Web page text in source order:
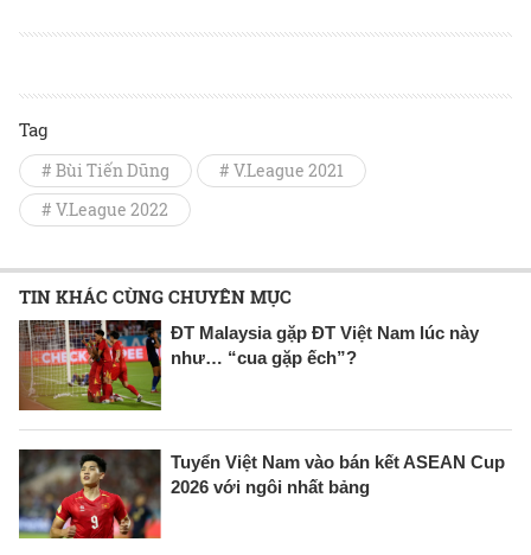
Tag
# Bùi Tiến Dũng
# V.League 2021
# V.League 2022
TIN KHÁC CÙNG CHUYÊN MỤC
ĐT Malaysia gặp ĐT Việt Nam lúc này
như… “cua gặp ếch”?
Tuyển Việt Nam vào bán kết ASEAN Cup
2026 với ngôi nhất bảng